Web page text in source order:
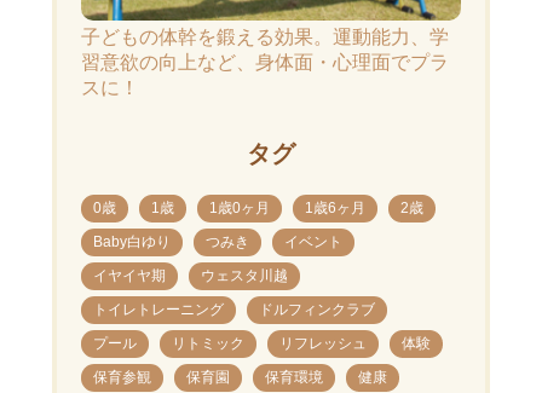
子どもの体幹を鍛える効果。運動能力、学
習意欲の向上など、身体面・心理面でプラ
スに！
タグ
0歳 1歳 1歳0ヶ月 1歳6ヶ月
2歳
Baby白ゆり
つみき
イベント
イヤイヤ期
ウェスタ川越
トイレトレーニング
ドルフィンクラブ
プール
リトミック リフレッシュ
体験
保育参観
保育園 保育環境
健康